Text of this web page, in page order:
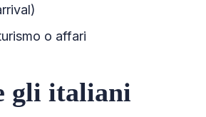
o affari
gli italiani